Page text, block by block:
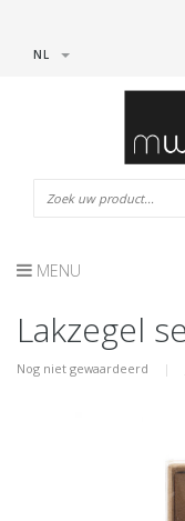
NL
MENU
Lakzegel
Nog niet gewaardeerd |